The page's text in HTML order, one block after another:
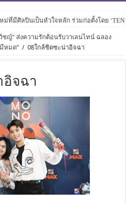
ม่ที่มีศิลปินเป็นหัวใจหลัก ร่วมก่อตั้งโดย
ญ์" ส่งความรักต้อนรับวาเลนไทน์ ฉลอง
หมด” / 08ใกล้ชิดซะน่าอิจฉา
อิจฉา